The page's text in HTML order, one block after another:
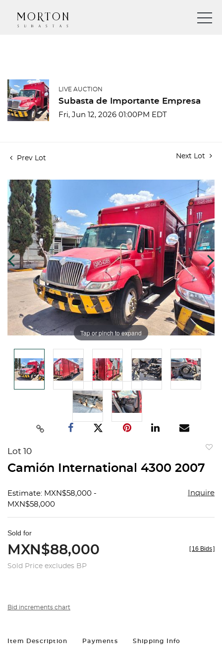
LIVE AUCTION
Subasta de Importante Empresa
Fri, Jun 12, 2026 01:00PM EDT
Prev Lot Next Lot
Tap or pinch to expand
Lot 10
Camión International 4300 2007
Estimate: MXN$58,000 -
MXN$58,000
Inquire
Sold for
MXN$88,000
Sold Price excludes BP
[ 16 Bids]
Bid increments chart
Item Description Payments Shipping Info